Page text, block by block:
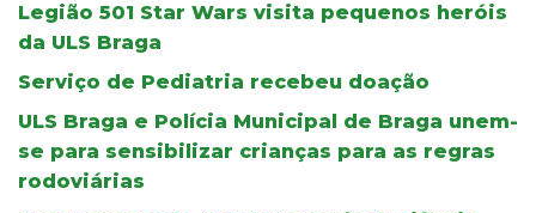
Legião 501 Star Wars visita pequenos heróis
da ULS Braga
Serviço de Pediatria recebeu doação
ULS Braga e Polícia Municipal de Braga unem-
se para sensibilizar crianças para as regras
rodoviárias